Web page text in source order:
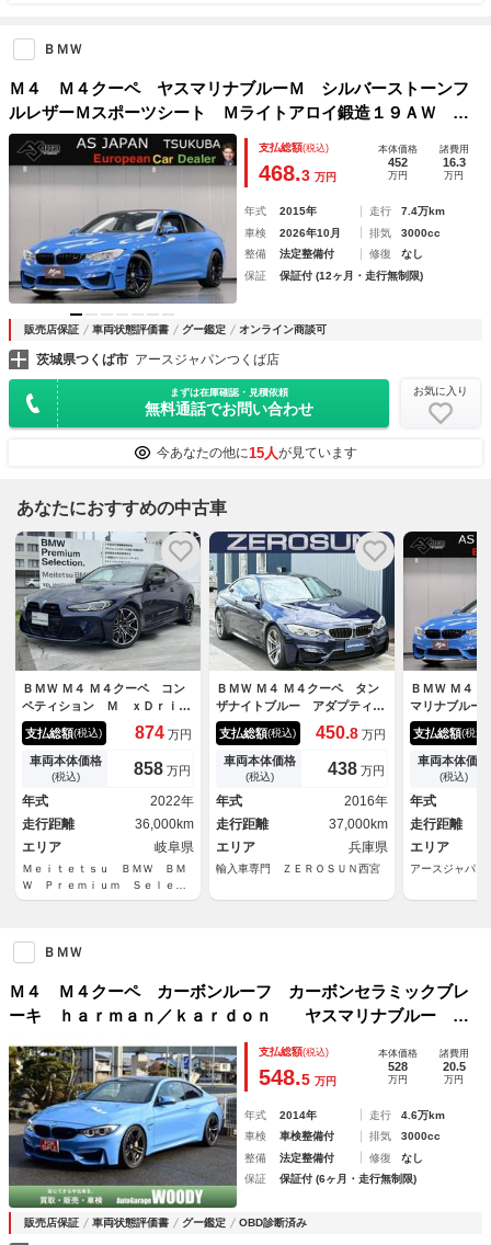
ＢＭＷ
Ｍ４ Ｍ４クーペ ヤスマリナブルーＭ シルバーストーンフ
ルレザーＭスポーツシート Ｍライトアロイ鍛造１９ＡＷ ア
ダプティブＬＥＤ 純正ナビ ＤＴＶ ＢＴ＆ＵＳＢ音楽 Ｃ
Ｄ＆ＤＶＤ ＥＴＣ Ｂカメラ 禁煙 記録簿
支払総額(税込)
468.3 万円
本体価格
452
万円
諸費用
16.3
万円
年式 2015年 走行
7.4万km
車検
2026年10月 排気
3000cc
整備
法定整備付 修復
なし
保証
保証付 (12ヶ月・走行無制限)
販売店保証 車両状態評価書 グー鑑定 オンライン商談可
茨城県つくば市 アースジャパンつくば店
まずは在庫確認・見積依頼
無料通話でお問い合わせ
お気に入り
今あなたの他に15人が見ています
あなたにおすすめの中古車
ＢＭＷ Ｍ４ Ｍ４クーペ コン
ペティション Ｍ ｘＤｒｉｖ
ｅ フロントベンチレーション
シート／サンプロテクションガ
ラス／パーキングアシストプラ
ス／オートマチックテールゲー
ト／カーボントリム／１９・２
０インチホイール／禁煙／ワン
オーナー
支払総額(税込) 874 万円
車両本体価格
(税込) 858 万円
年式
2022年
走行距離
36,000km
エリア
岐阜県
Ｍｅｉｔｅｔｓｕ ＢＭＷ ＢＭ
Ｗ Ｐｒｅｍｉｕｍ Ｓｅｌｅｃ
ｔｉｏｎ岐阜
ＢＭＷ Ｍ４ Ｍ４クーペ タン
ザナイトブルー アダプティブ
Ｍサス ディーラーメンテ車
カーボンルーフ 純正１９Ａ
Ｗ Ｍコンパウンドブレーキ
黒ダコタレザー Ｐシフト ク
ルコン 純正ナビ フルセグＴ
Ｖ Ｂモニター ＨＵＤ 禁煙
支払総額(税込) 450.8 万円
車両本体価格
(税込) 438 万円
年式
2016年
走行距離
37,000km
エリア
兵庫県
輸入車専門 ＺＥＲＯＳＵＮ西宮
ＢＭＷ Ｍ４
マリナブルー
ーンフルレザ
ト Ｍライト
Ｗ アダプテ
ナビ ＤＴＶ
楽 ＣＤ＆Ｄ
カメラ 禁煙
支払総額(税込)
車両本体価格
(税込)
年式
走行距離
エリア
アースジャパン
ＢＭＷ
Ｍ４ Ｍ４クーペ カーボンルーフ カーボンセラミックブレ
ーキ ｈａｒｍａｎ／ｋａｒｄｏｎ ヤスマリナブルー ア
ダプティブＭサス 専用ＡＷ Ｍテック可変バルブマフラー
Ｍパフォーマンスエアロカーボンセラミック
支払総額(税込)
548.5 万円
本体価格
528
万円
諸費用
20.5
万円
年式 2014年 走行
4.6万km
車検
車検整備付 排気
3000cc
整備
法定整備付 修復
なし
保証
保証付 (6ヶ月・走行無制限)
販売店保証 車両状態評価書 グー鑑定 OBD診断済み